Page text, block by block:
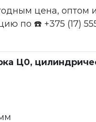
цена, оптом
по ☎️ +375 (17)
Ц0,